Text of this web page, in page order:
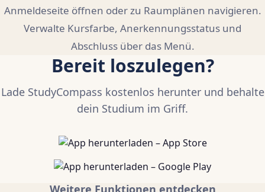
Anmeldeseite öffnen oder zu Raumplänen navigieren.
Verwalte Kursfarbe, Anerkennungsstatus und
Abschluss über das Menü.
Bereit loszulegen?
Lade StudyCompass kostenlos herunter und behalte
dein Studium im Griff.
Weitere Funktionen entdecken